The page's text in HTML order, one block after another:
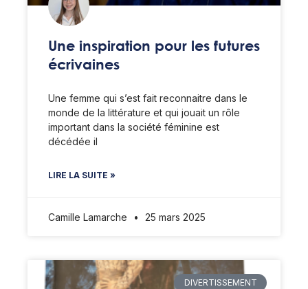
Une inspiration pour les futures
écrivaines
Une femme qui s’est fait reconnaitre dans le
monde de la littérature et qui jouait un rôle
important dans la société féminine est
décédée il
LIRE LA SUITE »
Camille Lamarche 25 mars 2025
DIVERTISSEMENT